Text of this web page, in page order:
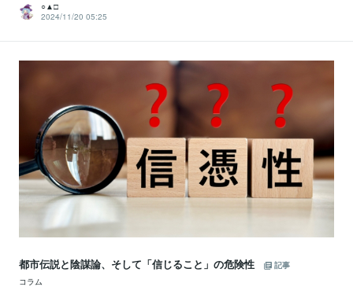
○▲□
2024/11/20 05:25
都市伝説と陰謀論、そして「信じること」の危険性
記事
コラム